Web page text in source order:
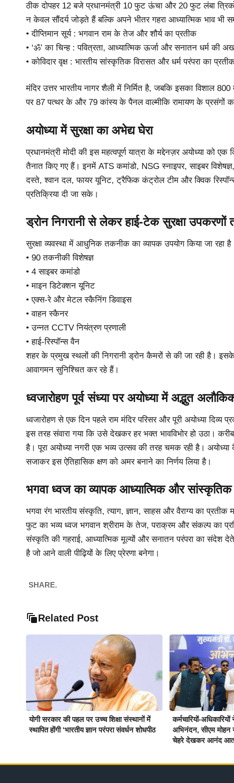
ठीक दोपहर 12 बजे प्रधानमंत्री 10 फुट ऊंचा और 20 फुट लंबा
न केवल सौंदर्य जोड़ते हैं बल्कि अपने भीतर गहरा आध्यात्मिक भाव भी
• दीप्तिमान सूर्य : भगवान राम के तेज और शौर्य का प्रतीक
• ‘ॐ’ का चिन्ह : पवित्रता, आध्यात्मिक ऊर्जा और सनातन धर्म की
• कोविदार वृक्ष : भारतीय सांस्कृतिक विरासत और धर्म परंपरा का
मंदिर उत्तर भारतीय नागर शैली में निर्मित है, जबकि इसका विशाल
पर 87 पत्थर के और 79 कांस्य के पैनल वाल्मीकि रामायण के प्रसंगों
अयोध्या में सुरक्षा का अभेद्य घेरा
प्रधानमंत्री मोदी की इस महत्वपूर्ण यात्रा के मद्देनज़र अयोध्या को
तैनात किए गए हैं। इनमें ATS कमांडो, NSG स्नाइपर, साइबर
दस्ते, श्वान दल, फायर यूनिट, ट्रैफिक कंट्रोल टीम और क्विक
प्रतिक्रिया दी जा सके।
ड्रोन निगरानी से लेकर हाई-टेक सुरक्षा उपकरणों
सुरक्षा व्यवस्था में आधुनिक तकनीक का व्यापक उपयोग किया जा रहा
• 90 तकनीकी विशेषज्ञ
• 4 साइबर कमांडो
• माइन डिटेक्शन यूनिट
• एक्स-रे और मेटल स्कैनिंग डिवाइस
• वाहन स्कैनर
• उन्नत CCTV नियंत्रण प्रणाली
• हाई-रिस्पॉन्स वैन
शहर के प्रमुख स्थलों की निगरानी ड्रोन कैमरों से की जा रही है।
आवागमन सुनिश्चित कर रहे हैं।
ध्वजारोहण पूर्व संध्या पर अयोध्या में अद्भुत
ध्वजारोहण से एक दिन पहले राम मंदिर परिसर और पूरी अयोध्या
इस तरह संवारा गया कि उसे देखकर हर भक्त भावविभोर हो उठा।
है। पूरा अयोध्या नगरी एक भव्य उत्सव की तरह चमक रही है।
सजाकर इस ऐतिहासिक क्षण को अमर बनाने का निर्णय लिया है।
भगवा ध्वज का व्यापक आध्यात्मिक और सांस्कृतिक
भगवा रंग भारतीय संस्कृति, त्याग, ज्ञान, साहस और वैराग्य का
फुट का भव्य ध्वज भगवान श्रीराम के तेज, पराक्रम और संकल्प का
संस्कृति की गहराई, आध्यात्मिक मूल्यों और सनातन परंपरा का संदेश
है जो आने वाली पीढ़ियों के लिए प्रेरणा बनेगा।
SHARE.
Related Post
योगी सरकार की पहल पर उच्च शिक्षा संस्थानों में
स्थापित होंगी ‘भारतीय ज्ञान परंपरा संवर्धन शोधपीठ
कर्मचारियों-
अभिनंदन, सीएम
चेहरे देखकर आनंद